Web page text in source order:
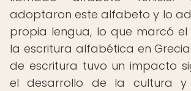
adoptaron este alfabeto y lo
propia lengua, lo que marcó el
la escritura alfabética en
de escritura tuvo un impacto
el desarrollo de la cultura y